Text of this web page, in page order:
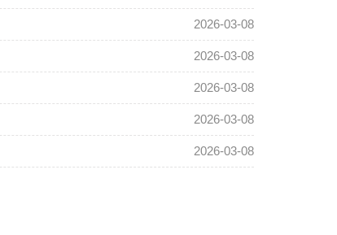
2026-03-08
2026-03-08
2026-03-08
2026-03-08
2026-03-08